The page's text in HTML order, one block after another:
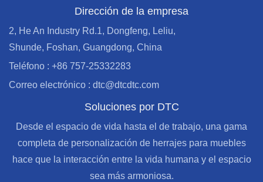
Dirección de la empresa
2, He An Industry Rd.1, Dongfeng, Leliu,
Shunde, Foshan, Guangdong, China
Teléfono : +86 757-25332283
Correo electrónico : dtc@dtcdtc.com
Soluciones por DTC
Desde el espacio de vida hasta el de trabajo, una gama
completa de personalización de herrajes para muebles
hace que la interacción entre la vida humana y el espacio
sea más armoniosa.